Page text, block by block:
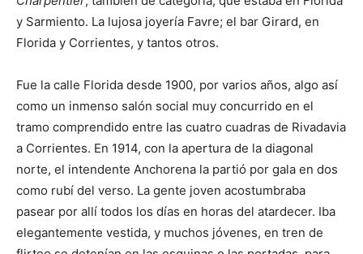
y Sarmiento. La lujosa joyería Favre; el bar Girard, en
Florida y Corrientes, y tantos otros.
Fue la calle Florida desde 1900, por varios años, algo así
como un inmenso salón social muy concurrido en el
tramo comprendido entre las cuatro cuadras de Rivadavia
a Corrientes. En 1914, con la apertura de la diagonal
norte, el intendente Anchorena la partió por gala en dos
como rubí del verso. La gente joven acostumbraba
pasear por allí todos los días en horas del atardecer. Iba
elegantemente vestida, y muchos jóvenes, en tren de